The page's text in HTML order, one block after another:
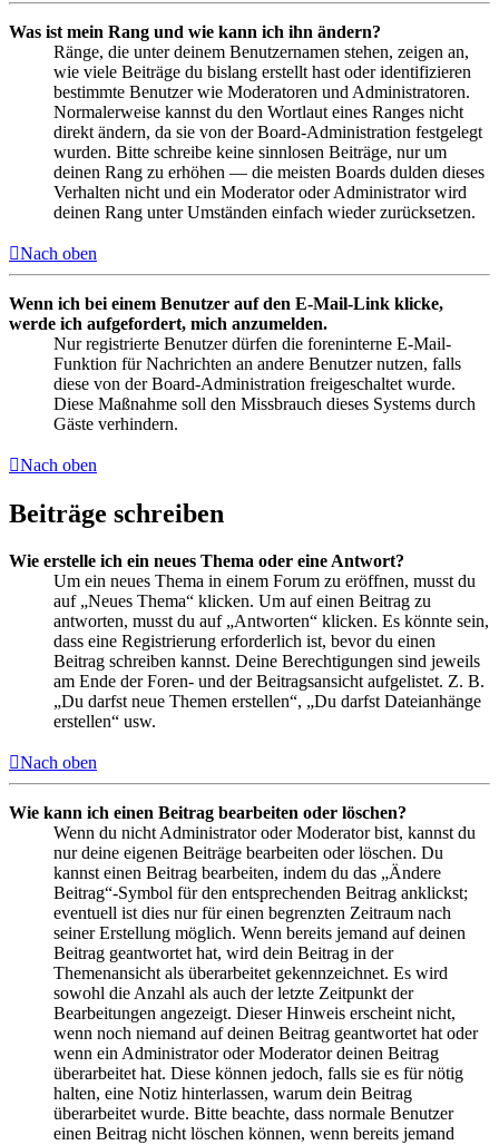
Was ist mein Rang und wie kann ich ihn ändern?
Ränge, die unter deinem Benutzernamen stehen, zeigen an,
wie viele Beiträge du bislang erstellt hast oder identifizieren
bestimmte Benutzer wie Moderatoren und Administratoren.
Normalerweise kannst du den Wortlaut eines Ranges nicht
direkt ändern, da sie von der Board-Administration festgelegt
wurden. Bitte schreibe keine sinnlosen Beiträge, nur um
deinen Rang zu erhöhen — die meisten Boards dulden dieses
Verhalten nicht und ein Moderator oder Administrator wird
deinen Rang unter Umständen einfach wieder zurücksetzen.
Nach oben
Wenn ich bei einem Benutzer auf den E-Mail-Link klicke,
werde ich aufgefordert, mich anzumelden.
Nur registrierte Benutzer dürfen die foreninterne E-Mail-
Funktion für Nachrichten an andere Benutzer nutzen, falls
diese von der Board-Administration freigeschaltet wurde.
Diese Maßnahme soll den Missbrauch dieses Systems durch
Gäste verhindern.
Nach oben
Beiträge schreiben
Wie erstelle ich ein neues Thema oder eine Antwort?
Um ein neues Thema in einem Forum zu eröffnen, musst du
auf „Neues Thema“ klicken. Um auf einen Beitrag zu
antworten, musst du auf „Antworten“ klicken. Es könnte sein,
dass eine Registrierung erforderlich ist, bevor du einen
Beitrag schreiben kannst. Deine Berechtigungen sind jeweils
am Ende der Foren- und der Beitragsansicht aufgelistet. Z. B.
„Du darfst neue Themen erstellen“, „Du darfst Dateianhänge
erstellen“ usw.
Nach oben
Wie kann ich einen Beitrag bearbeiten oder löschen?
Wenn du nicht Administrator oder Moderator bist, kannst du
nur deine eigenen Beiträge bearbeiten oder löschen. Du
kannst einen Beitrag bearbeiten, indem du das „Ändere
Beitrag“-Symbol für den entsprechenden Beitrag anklickst;
eventuell ist dies nur für einen begrenzten Zeitraum nach
seiner Erstellung möglich. Wenn bereits jemand auf deinen
Beitrag geantwortet hat, wird dein Beitrag in der
Themenansicht als überarbeitet gekennzeichnet. Es wird
sowohl die Anzahl als auch der letzte Zeitpunkt der
Bearbeitungen angezeigt. Dieser Hinweis erscheint nicht,
wenn noch niemand auf deinen Beitrag geantwortet hat oder
wenn ein Administrator oder Moderator deinen Beitrag
überarbeitet hat. Diese können jedoch, falls sie es für nötig
halten, eine Notiz hinterlassen, warum dein Beitrag
überarbeitet wurde. Bitte beachte, dass normale Benutzer
einen Beitrag nicht löschen können, wenn bereits jemand